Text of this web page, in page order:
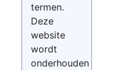
termen.
Deze
website
wordt
onderhouden